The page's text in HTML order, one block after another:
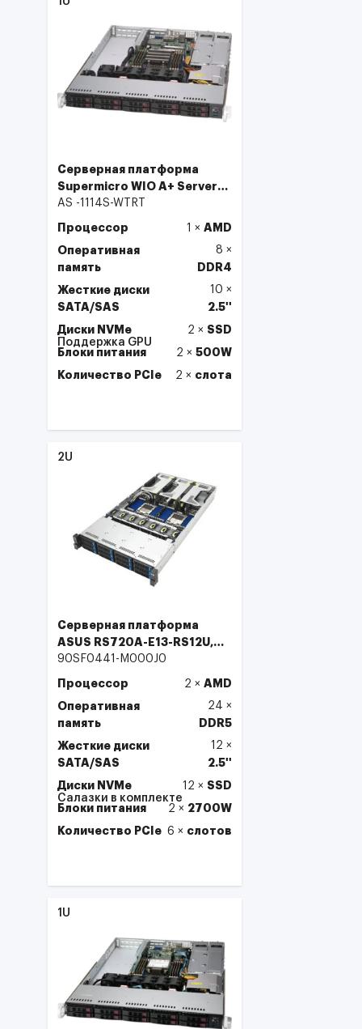
Серверная платформа
Supermicro WIO A+ Server
AS -1114S-WTRT
AS -1114S-WTRT
Процессор 1 × AMD
Оперативная
память
8 ×
DDR4
Жесткие диски
SATA/SAS
10 ×
2.5''
Диски NVMe
2 × SSD
Блоки питания
2 × 500W
Количество PCIe
2 × слота
Поддержка GPU
2U
Серверная платформа
ASUS RS720A-E13-RS12U,
2U, 2 x SP5 (LGA 6096P)
400W
90SF0441-M000J0
Процессор 2 × AMD
Оперативная
память
24 ×
DDR5
Жесткие диски
SATA/SAS
12 ×
2.5''
Диски NVMe
12 × SSD
Блоки питания
2 × 2700W
Количество PCIe 6 × слотов
Салазки в комплекте
1U